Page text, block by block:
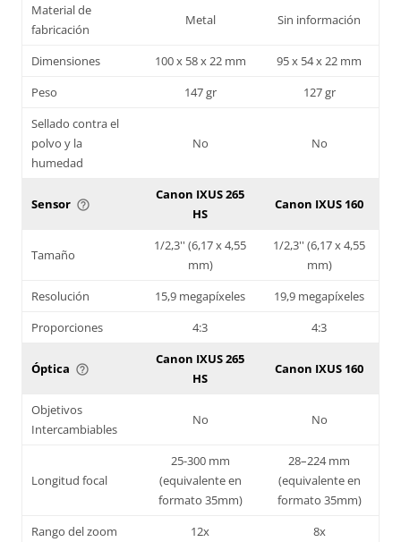
Material de
fabricación
Metal Sin información
Dimensiones 100 x 58 x 22 mm
95 x 54 x 22 mm
Peso
147 gr
127 gr
Sellado contra el
polvo y la
humedad
No No
Sensor help_outline
Canon IXUS 265
HS
Canon IXUS 160
Tamaño
1/2,3'' (6,17 x 4,55
mm)
1/2,3'' (6,17 x 4,55
mm)
Resolución
15,9 megapíxeles
19,9 megapíxeles
Proporciones
4:3 4:3
Óptica help_outline
Canon IXUS 265
HS
Canon IXUS 160
Objetivos
Intercambiables
No No
Longitud focal
25-300 mm
(equivalente en
formato 35mm)
28–224 mm
(equivalente en
formato 35mm)
Rango del zoom
12x
8x